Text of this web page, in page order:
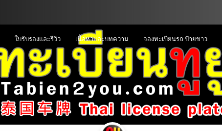
ใบรับรองและรีวิว เนื้อหาและบทความ จองทะเบียนรถ ป้ายขาว